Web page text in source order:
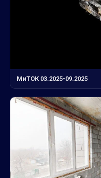
МиТОК 03.2025-09.2025